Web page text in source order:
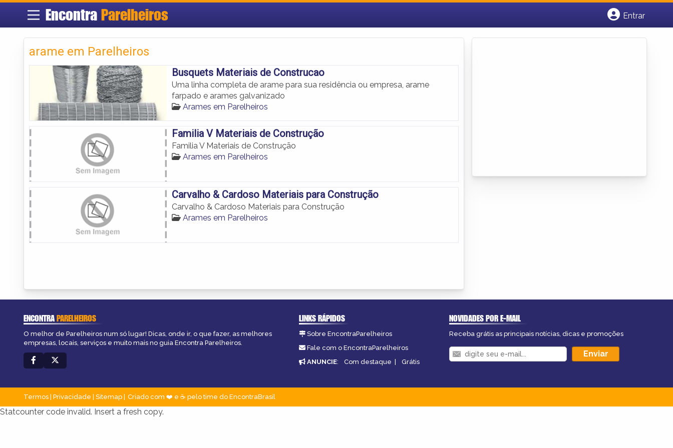
Encontra Parelheiros
Entrar
arame em Parelheiros
Busquets Materiais de Construcao
Uma linha completa de arame para sua residência ou empresa, arame
farpado e arames galvanizado
Arames em Parelheiros
Familia V Materiais de Construção
Familia V Materiais de Construção
Arames em Parelheiros
Carvalho & Cardoso Materiais para Construção
Carvalho & Cardoso Materiais para Construção
Arames em Parelheiros
ENCONTRAPARELHEIROS
O melhor de Parelheiros num só lugar! Dicas, onde ir, o que fazer, as melhores
empresas, locais, serviços e muito mais no guia Encontra Parelheiros.
LINKS RÁPIDOS
Sobre EncontraParelheiros
Fale com o EncontraParelheiros
ANUNCIE: Com destaque | Grátis
NOVIDADES POR E-MAIL
Receba grátis as principais notícias, dicas e promoções
Termos Privacidade Sitemap Criado com ❤️ e ☕ pelo time do EncontraBrasil
Statcounter code invalid. Insert a fresh copy.